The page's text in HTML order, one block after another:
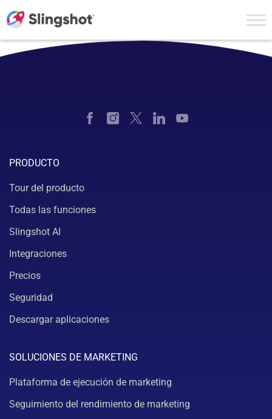
PRODUCTO
Tour del producto
Todas las funciones
Slingshot AI
Integraciones
Precios
Seguridad
Descargar aplicaciones
SOLUCIONES DE MARKETING
Plataforma de ejecución de marketing
Seguimiento del rendimiento de marketing